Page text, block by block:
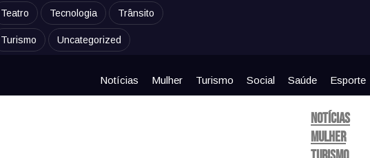
Teatro Tecnologia Trânsito
Turismo Uncategorized
Notícias Mulher Turismo Social Saúde Esporte
Notícias
Mulher